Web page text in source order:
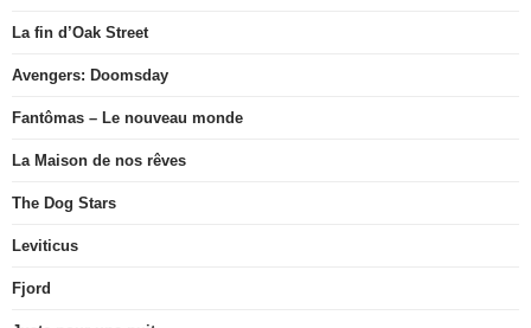
La fin d’Oak Street
Avengers: Doomsday
Fantômas – Le nouveau monde
La Maison de nos rêves
The Dog Stars
Leviticus
Fjord